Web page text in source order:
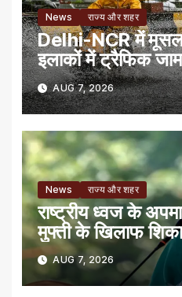
News राज्य और शहर
Delhi-NCR में
इलाकों में ट्रैफिक
AUG 7, 2026
News राज्य और शहर
राष्ट्रीय ध्वज के
मुफ्ती के खिलाफ
AUG 7, 2026